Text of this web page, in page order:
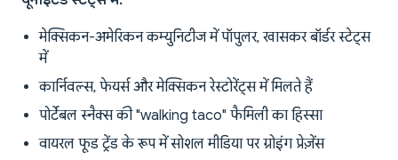
मेक्सिकन-अमेरिकन कम्युनिटीज में पॉपुलर, खासकर बॉर्डर स्टेट्स
में
कार्निवल्स, फेयर्स और मेक्सिकन रेस्टोरेंट्स में मिलते हैं
पोर्टेबल स्नैक्स की "walking taco" फैमिली का हिस्सा
वायरल फूड ट्रेंड के रूप में सोशल मीडिया पर ग्रोइंग प्रेज़ेंस